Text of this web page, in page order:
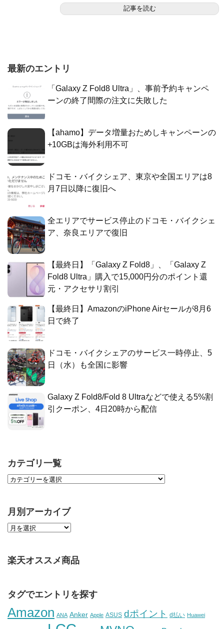
記事を読む
最新のエントリ
「Galaxy Z Fold8 Ultra」、事前予約キャンペ
ーンの終了間際の注文に失敗した
【ahamo】データ増量おためしキャンペーンの
+10GBは海外利用不可
ドコモ・バイクシェア、東京や全国エリアは8
月7日以降に復旧へ
全エリアでサービス停止のドコモ・バイクシェ
ア、奈良エリアで復旧
【最終日】「Galaxy Z Fold8」、「Galaxy Z
Fold8 Ultra」購入で15,000円分のポイント還
元・アクセサリ割引
【最終日】AmazonのiPhone Airセールが8月6
日で終了
ドコモ・バイクシェアのサービス一時停止、5
日（水）も全国に影響
Galaxy Z Fold8/Fold 8 Ultraなどで使える5%割
引クーポン、4日20時から配信
カテゴリ一覧
月別アーカイブ
楽天オススメ商品
タグでエントリを探す
Amazon ANA Anker Apple ASUS dポイント d払い Huawei